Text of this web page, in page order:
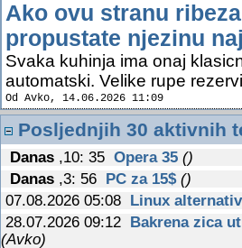
Ako ovu stranu
propustate njezinu
Svaka kuhinja ima onaj
automatski. Velike rupe
Od Avko, 14.06.2026 11:09
Posljednjih 30 aktivnih
Danas ,10: 35 Opera 35 ()
Danas ,3: 56 PC za 15$ ()
07.08.2026 05:08
Linux
28.07.2026 09:12
Bakrena zica
(Avko)